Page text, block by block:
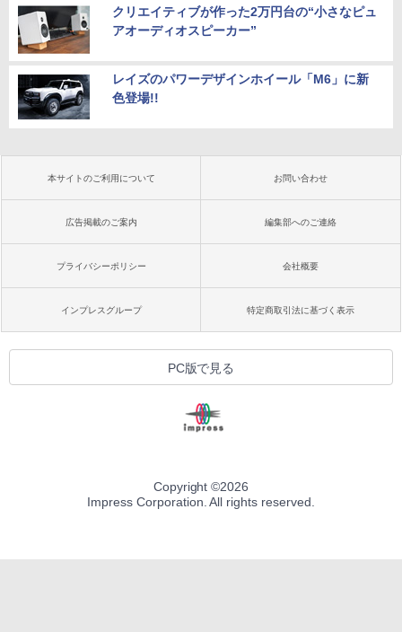
クリエイティブが作った2万円台の“小さなピュ
アオーディオスピーカー”
レイズのパワーデザインホイール「M6」に新
色登場!!
本サイトのご利用について お問い合わせ
広告掲載のご案内 編集部へのご連絡
プライバシーポリシー 会社概要
インプレスグループ 特定商取引法に基づく表示
PC版で見る
Copyright ©2026
Impress Corporation. All rights reserved.